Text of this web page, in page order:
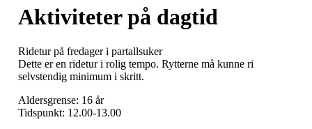
Aktiviteter på dagtid
Ridetur på fredager i partallsuker
Dette er en ridetur i rolig tempo. Rytterne må kunne ri
selvstendig minimum i skritt.
Aldersgrense: 16 år
Tidspunkt: 12.00-13.00